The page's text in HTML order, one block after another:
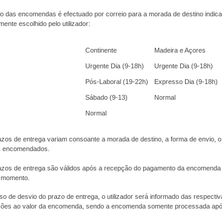
das encomendas é efectuado por correio para a morada de destino
escolhido pelo utilizador:
Continente Madeira e Açores
Urgente Dia (9-18h) Urgente Dia (9-18h)
Pós-Laboral (19-22h) Expresso Dia (9-18h)
Sábado (9-13) Normal
Normal
de entrega variam consoante a morada de destino, a forma de envio,
encomendados.
de entrega são válidos após a recepção do pagamento da
de desvio do prazo de entrega, o utilizador será informado das
ao valor da encomenda, sendo a encomenda somente processada